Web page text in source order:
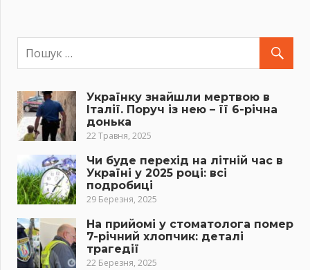
Українку знайшли мертвою в
Італії. Поруч із нею – її 6-річна
донька
22 Травня, 2025
Чи буде перехід на літній час в
Україні у 2025 році: всі
подробиці
29 Березня, 2025
На прийомі у стоматолога помер
7-річний хлопчик: деталі
трагедії
22 Березня, 2025